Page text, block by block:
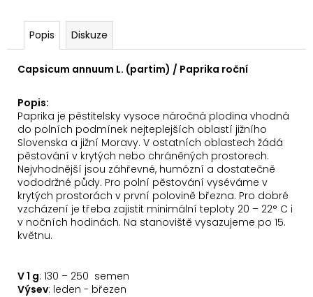
Popis Diskuze
Capsicum annuum L. (partim) / Paprika roční
Popis:
Paprika je pěstitelsky vysoce náročná plodina vhodná
do polních podmínek nejteplejších oblastí jižního
Slovenska a jižní Moravy. V ostatních oblastech žádá
pěstování v krytých nebo chráněných prostorech.
Nejvhodnější jsou záhřevné, humózní a dostatečně
vododržné půdy. Pro polní pěstování vyséváme v
krytých prostorách v první polovině března. Pro dobré
vzcházení je třeba zajistit minimální teploty 20 – 22° C i
v nočních hodinách. Na stanoviště vysazujeme po 15.
květnu.
V 1 g: 130 – 250 semen
Výsev: leden - březen